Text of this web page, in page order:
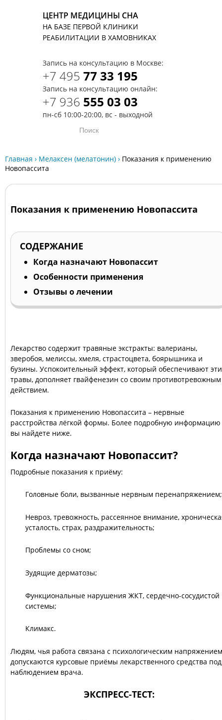
ЦЕНТР МЕДИЦИНЫ СНА
НА БАЗЕ ПЕРВОЙ КЛИНИКИ
РЕАБИЛИТАЦИИ В ХАМОВНИКАХ
Запись на консультацию в Москве:
+7 495 77 33 195
Запись на консультацию онлайн:
+7 936 555 03 03
пн-сб 10:00-20:00, вс - выходной
Главная › Мелаксен (мелатонин) › Показания к применению
Новопассита
Показания к применению Новопассита
СОДЕРЖАНИЕ
Когда назначают Новопассит
Особенности применения
Отзывы о лечении
Лекарство содержит травяные экстракты: валерианы,
зверобоя, мелиссы, хмеля, страстоцвета, боярышника и
бузины. Успокоительный эффект, который обеспечивают эти
травы, дополняет гвайфенезин со своим противотревожным
действием.
Показания к применению Новопассита – нервные
расстройства лёгкой формы. Более подробную информацию
вы найдете ниже.
Когда назначают Новопассит?
Подробные показания к приёму:
Головные боли, вызванные нервным перенапряжением;
Невроз, тревожность, рассеянное внимание,
усталость, страх, раздражительность;
Проблемы со сном;
Зудящие дерматозы;
Функциональные нарушения ЖКТ, сердечно-сосудистой
системы;
Климакс.
Людям, чья работа связана с психологическим
допускаются курсовые приёмы лекарственного средства под
наблюдением врача.
ЭКСПРЕСС-ТЕСТ: